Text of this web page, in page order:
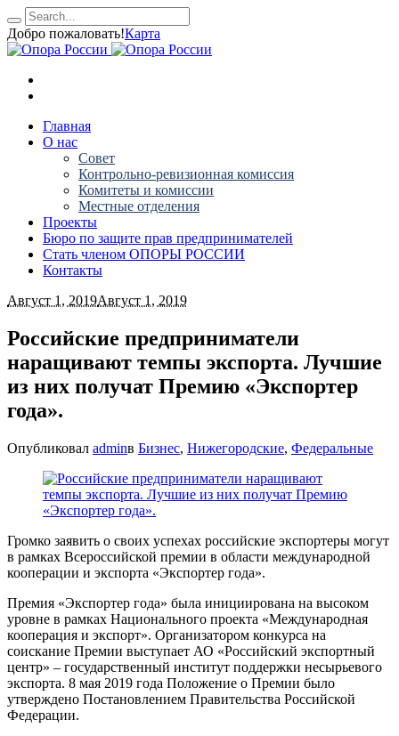
Добро пожаловать!Карта
Главная
О нас
Совет
Контрольно-ревизионная комиссия
Комитеты и комиссии
Местные отделения
Проекты
Бюро по защите прав предпринимателей
Стать членом ОПОРЫ РОССИИ
Контакты
Август 1, 2019Август 1, 2019
Российские предприниматели
наращивают темпы экспорта. Лучшие
из них получат Премию «Экспортер
года».
Опубликовал adminв Бизнес, Нижегородские, Федеральные
Громко заявить о своих успехах российские экспортеры могут
в рамках Всероссийской премии в области международной
кооперации и экспорта «Экспортер года».
Премия «Экспортер года» была инициирована на высоком
уровне в рамках Национального проекта «Международная
кооперация и экспорт». Организатором конкурса на
соискание Премии выступает АО «Российский экспортный
центр» – государственный институт поддержки несырьевого
экспорта. 8 мая 2019 года Положение о Премии было
утверждено Постановлением Правительства Российской
Федерации.